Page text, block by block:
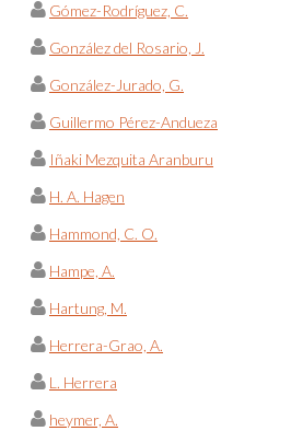
Gómez-Rodríguez, C.
González del Rosario, J.
González-Jurado, G.
Guillermo Pérez-Andueza
Iñaki Mezquita Aranburu
H. A. Hagen
Hammond, C. O.
Hampe, A.
Hartung, M.
Herrera-Grao, A.
L. Herrera
heymer, A.